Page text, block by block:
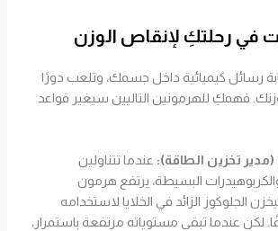
في رحلتكِ لإنقاص الوزن
رسائل كيميائية داخل جسمك، وتلعب دورًا
فهمكِ للهرمونين التاليين سيغير قواعد
(مدير تخزين الطاقة): عندما تتناولين
البسيطة، يرتفع هرمون
الجلوكوز الزائد في الخلايا لاستخدامه
لكن عندما تبقى مستوياته مرتفعة باستمرار،